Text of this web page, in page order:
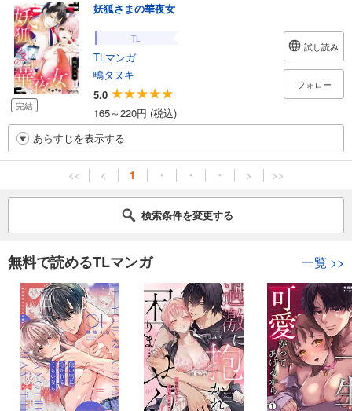
完結
妖狐さまの華夜女
TL
TLマンガ
鴫タヌキ
5.0
165～220円 (税込)
試し読み
フォロー
あらすじを表示する
<< < 1 ・ ・ ・ > >>
検索条件を変更する
無料で読めるTLマンガ 一覧 >>